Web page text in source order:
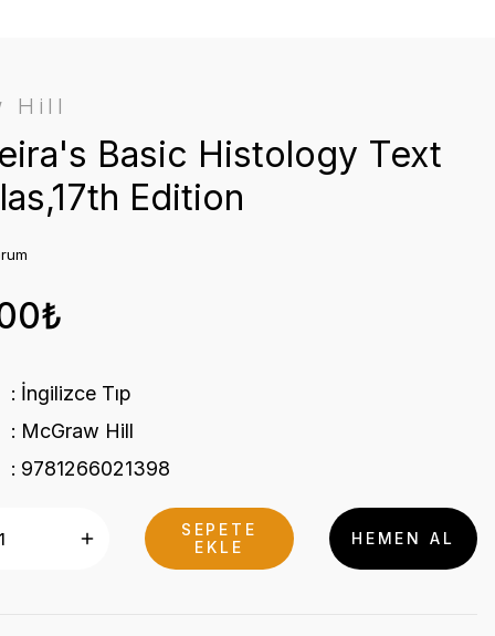
Hill
Basic Histology Text
Edition
İngilizce Tıp
McGraw Hill
9781266021398
SEPETE
EKLE
HEMEN AL